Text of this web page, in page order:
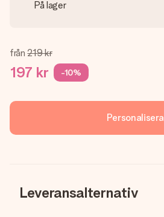
På lager
från 219 kr
197 kr -10%
Personalisera
Leveransalternativ